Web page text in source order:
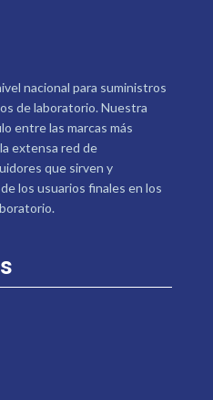
nacional para suministros
de laboratorio. Nuestra
entre las marcas más
extensa red de
que sirven y
los usuarios finales en los